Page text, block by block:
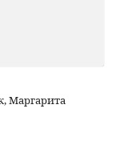
Маргарита